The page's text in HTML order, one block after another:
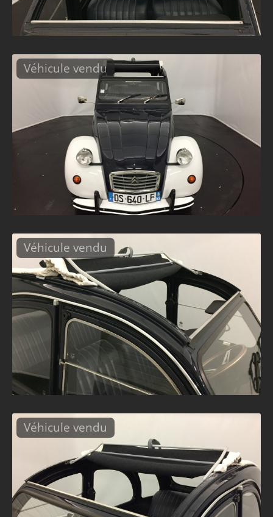
Véhicule vendu
Véhicule vendu
Véhicule vendu